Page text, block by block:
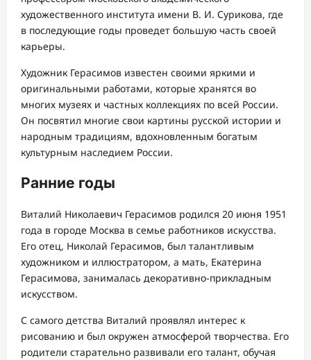
художественного института имени В. И. Сурикова, где
в последующие годы проведет большую часть своей
карьеры.
Художник Герасимов известен своими яркими и
оригинальными работами, которые хранятся во
многих музеях и частных коллекциях по всей России.
Он посвятил многие свои картины русской истории и
народным традициям, вдохновленным богатым
культурным наследием России.
Ранние годы
Виталий Николаевич Герасимов родился 20 июня 1951
года в городе Москва в семье работников искусства.
Его отец, Николай Герасимов, был талантливым
художником и иллюстратором, а мать, Екатерина
Герасимова, занималась декоративно-прикладным
искусством.
С самого детства Виталий проявлял интерес к
рисованию и был окружен атмосферой творчества. Его
родители старательно развивали его талант, обучая